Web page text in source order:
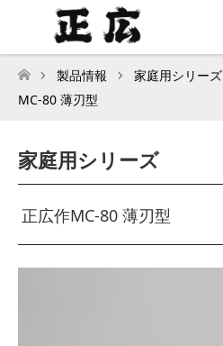
トップページ
製品情報 家庭用シリーズ
MC-80 薄刃型
家庭用シリーズ
正広作MC-80 薄刃型